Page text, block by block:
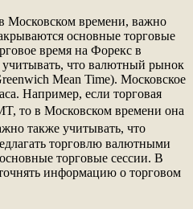
Московском времени, важно
основные торговые
время на Форекс в
что валютный рынок
Mean Time). Московское
Например, если торговая
то в Московском времени она
также учитывать, что
торговлю валютными
торговые сессии. В
информацию о торговом